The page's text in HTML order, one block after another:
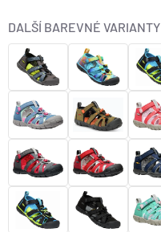
DALŠÍ BAREVNÉ VARIANTY